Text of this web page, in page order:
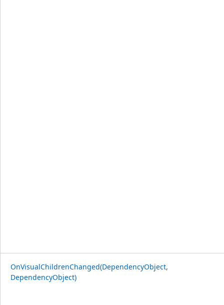
OnVisualChildrenChanged(DependencyObject,
DependencyObject)